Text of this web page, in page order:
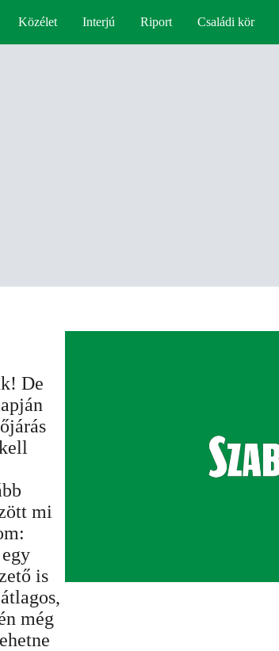
Közélet Interjú Riport Családi kör
De
mi
is
még